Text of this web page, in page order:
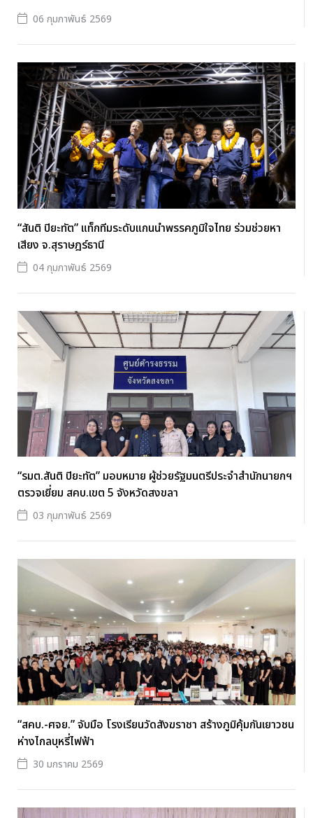
06 กุมภาพันธ์ 2569
“สันติ ปิยะทัต” แท็กทีมระดับแกนนำพรรคภูมิใจไทย ร่วมช่วยหา
เสียง จ.สุราษฎร์ธานี
04 กุมภาพันธ์ 2569
“รมต.สันติ ปิยะทัต” มอบหมาย ผู้ช่วยรัฐมนตรีประจำสำนักนายกฯ
ตรวจเยี่ยม สคบ.เขต 5 จังหวัดสงขลา
03 กุมภาพันธ์ 2569
“สคบ.-ศจย.” จับมือ โรงเรียนวัดสังฆราชา สร้างภูมิคุ้มกันเยาวชน
ห่างไกลบุหรี่ไฟฟ้า
30 มกราคม 2569